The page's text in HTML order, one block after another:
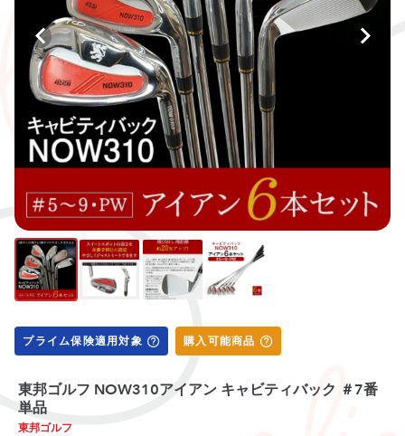
プライム保険適用対象 購入可能商品
東邦ゴルフ NOW310アイアン キャビティバック ＃7番
単品
東邦ゴルフ